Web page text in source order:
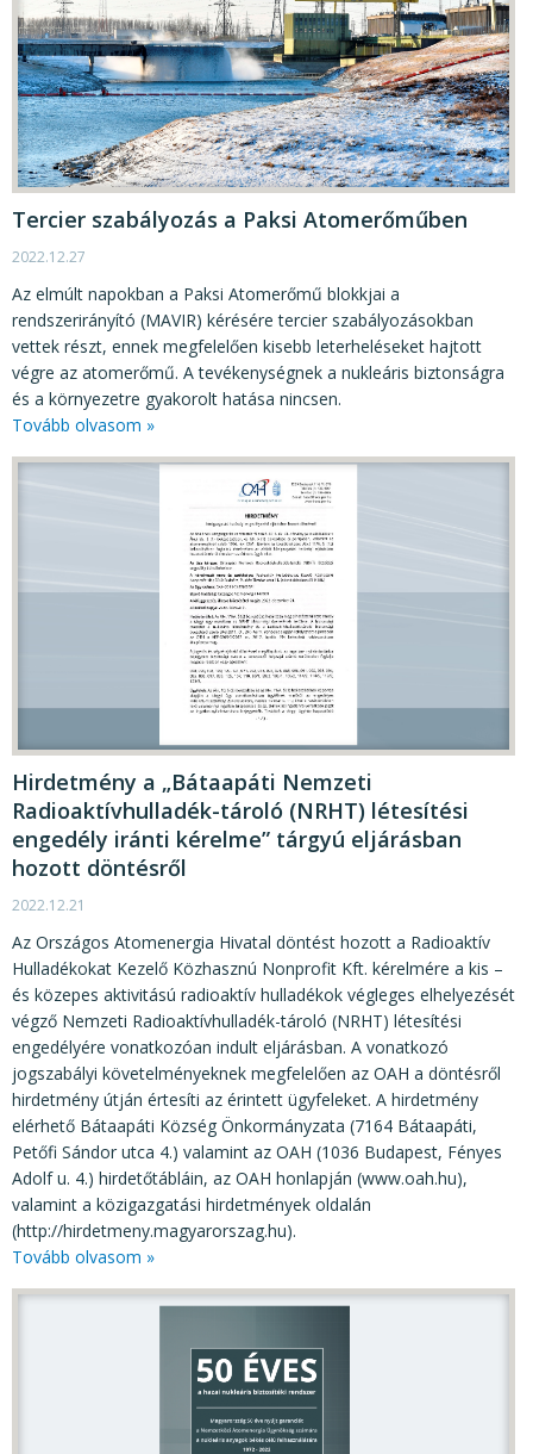
Tercier szabályozás a Paksi Atomerőműben
2022.12.27
Az elmúlt napokban a Paksi Atomerőmű blokkjai a
rendszerirányító (MAVIR) kérésére tercier szabályozásokban
vettek részt, ennek megfelelően kisebb leterheléseket hajtott
végre az atomerőmű. A tevékenységnek a nukleáris biztonságra
és a környezetre gyakorolt hatása nincsen.
Tovább olvasom »
Hirdetmény a „Bátaapáti Nemzeti
Radioaktívhulladék-tároló (NRHT) létesítési
engedély iránti kérelme” tárgyú eljárásban
hozott döntésről
2022.12.21
Az Országos Atomenergia Hivatal döntést hozott a Radioaktív
Hulladékokat Kezelő Közhasznú Nonprofit Kft. kérelmére a kis –
és közepes aktivitású radioaktív hulladékok végleges elhelyezését
végző Nemzeti Radioaktívhulladék-tároló (NRHT) létesítési
engedélyére vonatkozóan indult eljárásban. A vonatkozó
jogszabályi követelményeknek megfelelően az OAH a döntésről
hirdetmény útján értesíti az érintett ügyfeleket. A hirdetmény
elérhető Bátaapáti Község Önkormányzata (7164 Bátaapáti,
Petőfi Sándor utca 4.) valamint az OAH (1036 Budapest, Fényes
Adolf u. 4.) hirdetőtábláin, az OAH honlapján (www.oah.hu),
valamint a közigazgatási hirdetmények oldalán
(http://hirdetmeny.magyarorszag.hu).
Tovább olvasom »